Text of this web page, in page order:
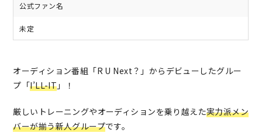
公式ファン名
未定
オーディション番組「R U Next？」からデビューしたグルー
プ「I’LL-IT 」！
厳しいトレーニングやオーディションを乗り越えた実力派メン
バーが揃う新人グループです。